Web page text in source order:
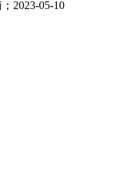
2023-05-10